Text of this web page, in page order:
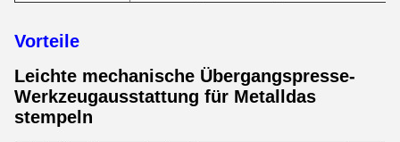
Vorteile
Leichte mechanische Übergangspresse-
Werkzeugausstattung für Metalldas
stempeln